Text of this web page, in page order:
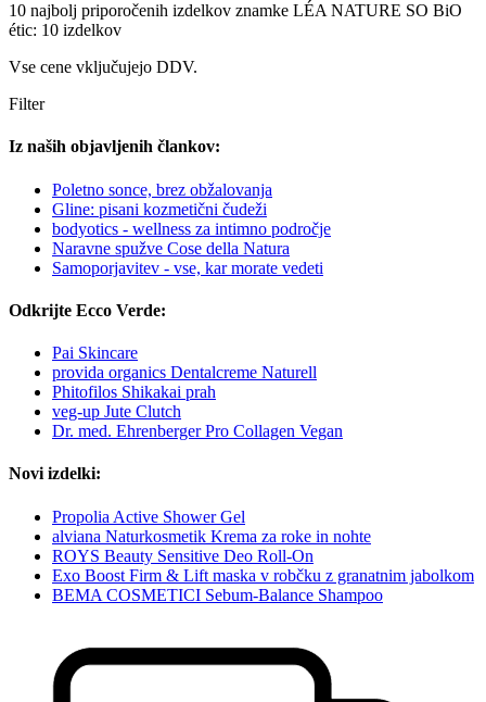
10 najbolj priporočenih izdelkov znamke LÉA NATURE SO BiO
étic: 10 izdelkov
Vse cene vključujejo DDV.
Filter
Iz naših objavljenih člankov:
Poletno sonce, brez obžalovanja
Gline: pisani kozmetični čudeži
bodyotics - wellness za intimno področje
Naravne spužve Cose della Natura
Samoporjavitev - vse, kar morate vedeti
Odkrijte Ecco Verde:
Pai Skincare
provida organics Dentalcreme Naturell
Phitofilos Shikakai prah
veg-up Jute Clutch
Dr. med. Ehrenberger Pro Collagen Vegan
Novi izdelki:
Propolia Active Shower Gel
alviana Naturkosmetik Krema za roke in nohte
ROYS Beauty Sensitive Deo Roll-On
Exo Boost Firm & Lift maska v robčku z granatnim jabolkom
BEMA COSMETICI Sebum-Balance Shampoo